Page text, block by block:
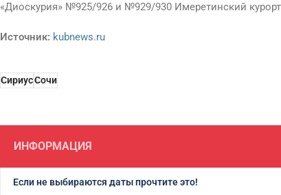
«Диоскурия» №925/926 и №929/930 Имеретинский
Источник: kubnews.ru
СириусСочи
ИНФОРМАЦИЯ
Если не выбираются даты прочтите это!